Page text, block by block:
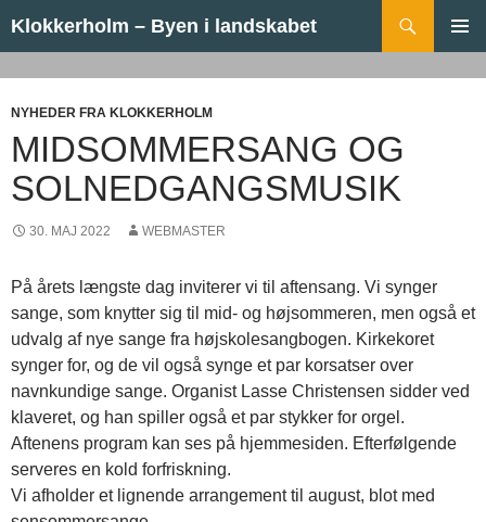
Klokkerholm – Byen i landskabet
MENU
NYHEDER FRA KLOKKERHOLM
MIDSOMMERSANG OG
SOLNEDGANGSMUSIK
30. MAJ 2022 WEBMASTER
På årets længste dag inviterer vi til aftensang. Vi synger
sange, som knytter sig til mid- og højsommeren, men også et
udvalg af nye sange fra højskolesangbogen. Kirkekoret
synger for, og de vil også synge et par korsatser over
navnkundige sange. Organist Lasse Christensen sidder ved
klaveret, og han spiller også et par stykker for orgel.
Aftenens program kan ses på hjemmesiden. Efterfølgende
serveres en kold forfriskning.
Vi afholder et lignende arrangement til august, blot med